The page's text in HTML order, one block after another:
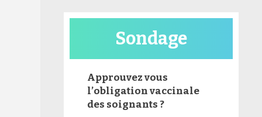
Sondage
Approuvez vous
l’obligation vaccinale
des soignants ?